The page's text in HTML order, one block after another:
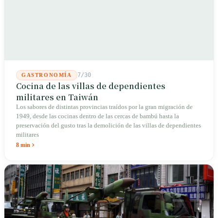
GASTRONOMÍA 7/30
Cocina de las villas de dependientes
militares en Taiwán
Los sabores de distintas provincias traídos por la gran migración de
1949, desde las cocinas dentro de las cercas de bambú hasta la
preservación del gusto tras la demolición de las villas de dependientes
militares
8 min